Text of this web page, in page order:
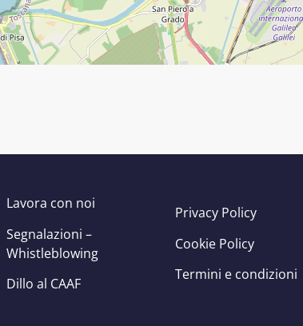
Lavora con noi
Segnalazioni –
Whistleblowing
Dillo al CAAF
Privacy Policy
Cookie Policy
Termini e condizioni